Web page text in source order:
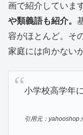
画で紹介しています
や類義語も紹介。
容がほとんど。そ
家庭には向かない
小学校高学年
引用元：yahooshop